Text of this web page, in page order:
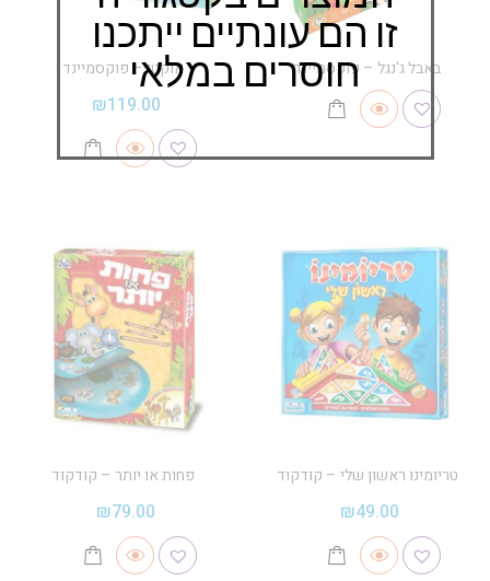
באבל ג'נגל – פוקסמיינד אוקטי – פוקסמיינד
₪119.00
טריומינו ראשון שלי – קודקוד
₪49.00
פחות או יותר – קודקוד
₪79.00
זו הם עונתיים ייתכנו
חוסרים במלאי